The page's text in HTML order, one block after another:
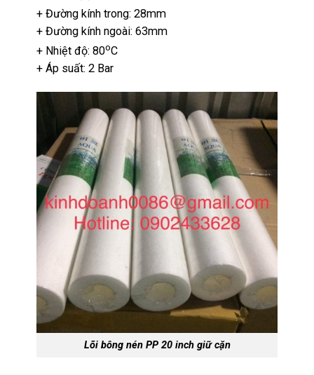
+ Đường kính trong: 28mm
+ Đường kính ngoài: 63mm
+ Nhiệt độ: 80oC
+ Áp suất: 2 Bar
Lõi bông nén PP 20 inch giữ cặn